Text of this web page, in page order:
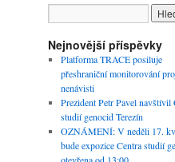
Nejnovější příspěvky
Platforma TRACE posiluje
přeshraniční monitorování
nenávisti
Prezident Petr Pavel navštívil
studií genocid Terezín
OZNÁMENÍ: V neděli 17.
bude expozice Centra studií